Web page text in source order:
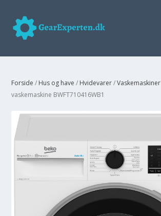
Forside / Hus og have / Hvidevarer/Vaskemaskiner
vaskemaskine BWFT710416WB1